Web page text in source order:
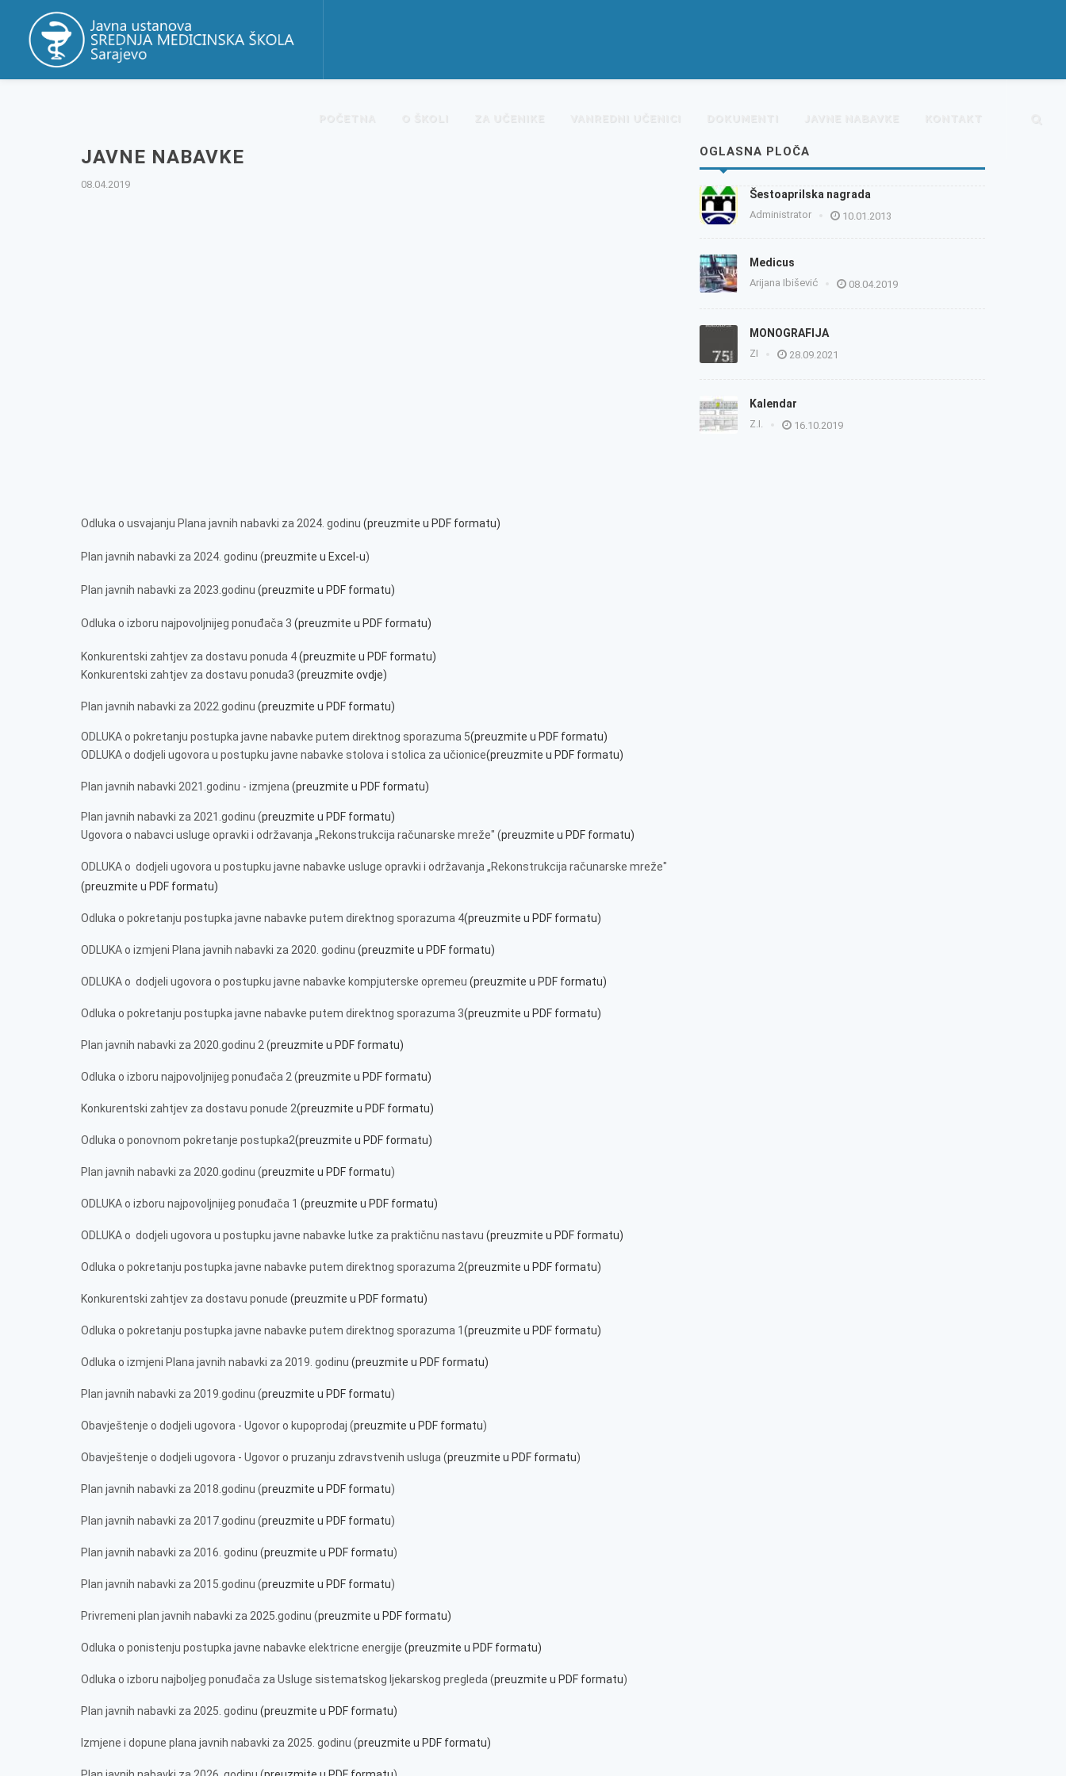
POČETNA O ŠKOLI ZA UČENIKE VANREDNI UČENICI DOKUMENTI JAVNE NABAVKE KONTAKT
JAVNE NABAVKE
08.04.2019
Odluka o usvajanju Plana javnih nabavki za 2024. godinu (preuzmite u PDF formatu)
Plan javnih nabavki za 2024. godinu (preuzmite u Excel-u)
Plan javnih nabavki za 2023.godinu (preuzmite u PDF formatu)
Odluka o izboru najpovoljnijeg ponuđača 3 (preuzmite u PDF formatu)
Konkurentski zahtjev za dostavu ponuda 4(preuzmite u PDF formatu)
Konkurentski zahtjev za dostavu ponuda3 (preuzmite ovdje)
Plan javnih nabavki za 2022.godinu (preuzmite u PDF formatu)
ODLUKA o pokretanju postupka javne nabavke putem direktnog sporazuma 5(preuzmite u PDF formatu)
ODLUKA o dodjeli ugovora u postupku javne nabavke stolova i stolica za učionice(preuzmite u PDF formatu)
Plan javnih nabavki 2021.godinu - izmjena (preuzmite u PDF formatu)
Plan javnih nabavki za 2021.godinu (preuzmite u PDF formatu)
Ugovora o nabavci usluge opravki i održavanja „Rekonstrukcija računarske mreže" (preuzmite u PDF formatu)
ODLUKA o dodjeli ugovora u postupku javne nabavke usluge opravki i održavanja „Rekonstrukcija računarske mreže"
(preuzmite u PDF formatu)
Odluka o pokretanju postupka javne nabavke putem direktnog sporazuma 4(preuzmite u PDF formatu)
ODLUKA o izmjeni Plana javnih nabavki za 2020. godinu (preuzmite u PDF formatu)
ODLUKA o dodjeli ugovora o postupku javne nabavke kompjuterske opremeu (preuzmite u PDF formatu)
Odluka o pokretanju postupka javne nabavke putem direktnog sporazuma 3(preuzmite u PDF formatu)
Plan javnih nabavki za 2020.godinu 2 (preuzmite u PDF formatu)
Odluka o izboru najpovoljnijeg ponuđača 2 (preuzmite u PDF formatu)
Konkurentski zahtjev za dostavu ponude 2(preuzmite u PDF formatu)
Odluka o ponovnom pokretanje postupka2(preuzmite u PDF formatu)
Plan javnih nabavki za 2020.godinu (preuzmite u PDF formatu)
ODLUKA o izboru najpovoljnijeg ponuđača 1 (preuzmite u PDF formatu)
ODLUKA o dodjeli ugovora u postupku javne nabavke lutke za praktičnu nastavu (preuzmite u PDF formatu)
Odluka o pokretanju postupka javne nabavke putem direktnog sporazuma 2(preuzmite u PDF formatu)
Konkurentski zahtjev za dostavu ponude (preuzmite u PDF formatu)
Odluka o pokretanju postupka javne nabavke putem direktnog sporazuma 1(preuzmite u PDF formatu)
Odluka o izmjeni Plana javnih nabavki za 2019. godinu (preuzmite u PDF formatu)
Plan javnih nabavki za 2019.godinu (preuzmite u PDF formatu)
Obavještenje o dodjeli ugovora - Ugovor o kupoprodaj (preuzmite u PDF formatu)
Obavještenje o dodjeli ugovora - Ugovor o pruzanju zdravstvenih usluga (preuzmite u PDF formatu)
Plan javnih nabavki za 2018.godinu (preuzmite u PDF formatu)
Plan javnih nabavki za 2017.godinu (preuzmite u PDF formatu)
Plan javnih nabavki za 2016. godinu (preuzmite u PDF formatu)
Plan javnih nabavki za 2015.godinu (preuzmite u PDF formatu)
Privremeni plan javnih nabavki za 2025.godinu (preuzmite u PDF formatu)
Odluka o ponistenju postupka javne nabavke elektricne energije (preuzmite u PDF formatu)
Odluka o izboru najboljeg ponuđača za Usluge sistematskog ljekarskog pregleda (preuzmite u PDF formatu)
Plan javnih nabavki za 2025. godinu (preuzmite u PDF formatu)
Izmjene i dopune plana javnih nabavki za 2025. godinu (preuzmite u PDF formatu)
OGLASNA PLOČA
Šestoaprilska nagrada
Administrator 10.01.2013
Medicus
Arijana Ibišević 08.04.2019
MONOGRAFIJA
ZI 28.09.2021
Kalendar
Z.I. 16.10.2019